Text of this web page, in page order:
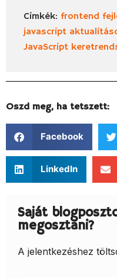
Cimkék: frontend
javascript
JavaScript
Oszd meg, ha tetszett:
Facebook
LinkedIn
Saját
megosztani?
A jelentkezéshez